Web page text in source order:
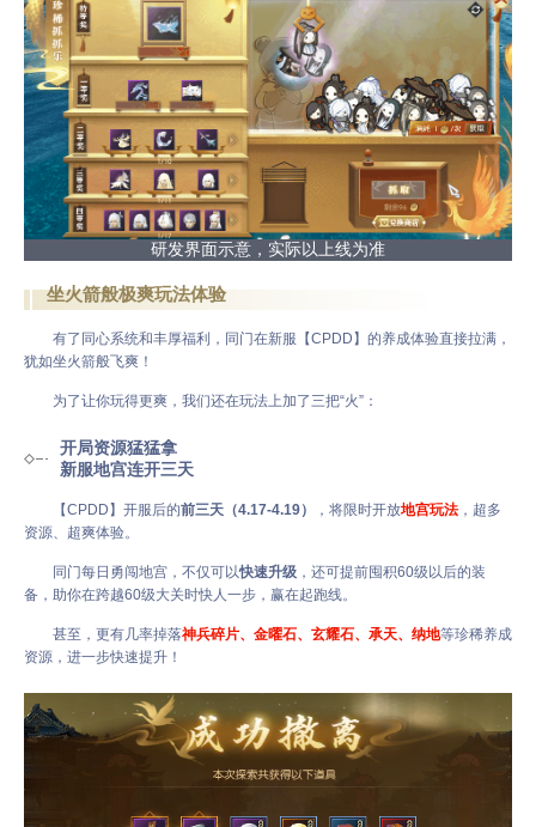
研发界面示意，实际以上线为准
坐火箭般极爽玩法体验
有了同心系统和丰厚福利，同门在新服【CPDD】的养成体验直接拉满，
犹如坐火箭般飞爽！
为了让你玩得更爽，我们还在玩法上加了三把“火”：
开局资源猛猛拿
新服地宫连开三天
【CPDD】开服后的前三天（4.17-4.19） ，将限时开放地宫玩法 ，超多
资源、超爽体验。
同门每日勇闯地宫，不仅可以快速升级 ，还可提前囤积60级以后的装
备，助你在跨越60级大关时快人一步，赢在起跑线。
甚至，更有几率掉落神兵碎片、金曜石、玄耀石、承天、纳地等珍稀养成
资源，进一步快速提升！